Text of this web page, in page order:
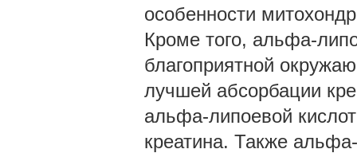
особенности
Кроме того, альфа-
благоприятной
лучшей абсорбации
альфа-липоевой
креатина. Также